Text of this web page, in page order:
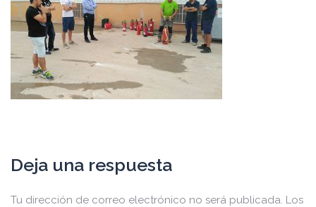
Deja una respuesta
Tu dirección de correo electrónico no será publicada. Los